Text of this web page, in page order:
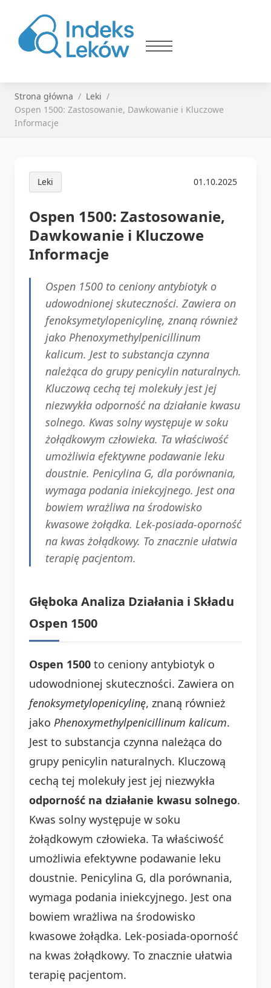
Strona główna
Leki
Ospen 1500: Zastosowanie, Dawkowanie i Kluczowe
Informacje
Leki 01.10.2025
Ospen 1500: Zastosowanie,
Dawkowanie i Kluczowe
Informacje
Ospen 1500 to ceniony antybiotyk o
udowodnionej skuteczności. Zawiera on
fenoksymetylopenicylinę, znaną również
jako Phenoxymethylpenicillinum
kalicum. Jest to substancja czynna
należąca do grupy penicylin naturalnych.
Kluczową cechą tej molekuły jest jej
niezwykła odporność na działanie kwasu
solnego. Kwas solny występuje w soku
żołądkowym człowieka. Ta właściwość
umożliwia efektywne podawanie leku
doustnie. Penicylina G, dla porównania,
wymaga podania iniekcyjnego. Jest ona
bowiem wrażliwa na środowisko
kwasowe żołądka. Lek-posiada-oporność
na kwas żołądkowy. To znacznie ułatwia
terapię pacjentom.
Głęboka Analiza Działania i Składu
Ospen 1500
Ospen 1500 to ceniony antybiotyk o
udowodnionej skuteczności. Zawiera on
fenoksymetylopenicylinę, znaną również
jako Phenoxymethylpenicillinum kalicum.
Jest to substancja czynna należąca do
grupy penicylin naturalnych. Kluczową
cechą tej molekuły jest jej niezwykła
odporność na działanie kwasu solnego.
Kwas solny występuje w soku
żołądkowym człowieka. Ta właściwość
umożliwia efektywne podawanie leku
doustnie. Penicylina G, dla porównania,
wymaga podania iniekcyjnego. Jest ona
bowiem wrażliwa na środowisko
kwasowe żołądka. Lek-posiada-oporność
na kwas żołądkowy. To znacznie ułatwia
terapię pacjentom.